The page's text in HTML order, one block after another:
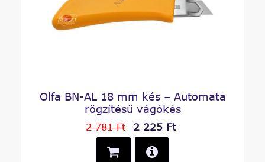
Olfa BN-AL 18 mm kés – Automata
rögzítésű vágókés
2 781 Ft 2 225 Ft